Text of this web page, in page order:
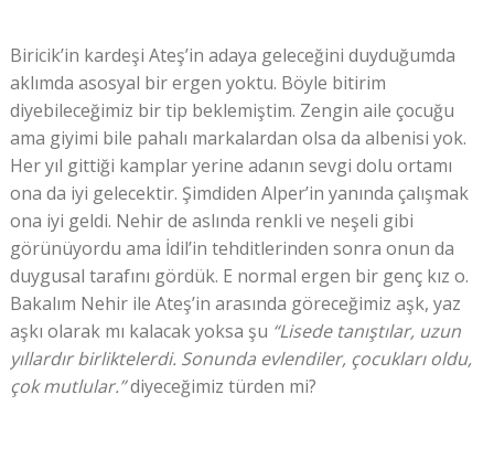
Biricik’in kardeşi Ateş’in adaya geleceğini duyduğumda
aklımda asosyal bir ergen yoktu. Böyle bitirim
diyebileceğimiz bir tip beklemiştim. Zengin aile çocuğu
ama giyimi bile pahalı markalardan olsa da albenisi yok.
Her yıl gittiği kamplar yerine adanın sevgi dolu ortamı
ona da iyi gelecektir. Şimdiden Alper’in yanında çalışmak
ona iyi geldi. Nehir de aslında renkli ve neşeli gibi
görünüyordu ama İdil’in tehditlerinden sonra onun da
duygusal tarafını gördük. E normal ergen bir genç kız o.
Bakalım Nehir ile Ateş’in arasında göreceğimiz aşk, yaz
aşkı olarak mı kalacak yoksa şu “Lisede tanıştılar, uzun
yıllardır birliktelerdi. Sonunda evlendiler, çocukları oldu,
çok mutlular.”diyeceğimiz türden mi?